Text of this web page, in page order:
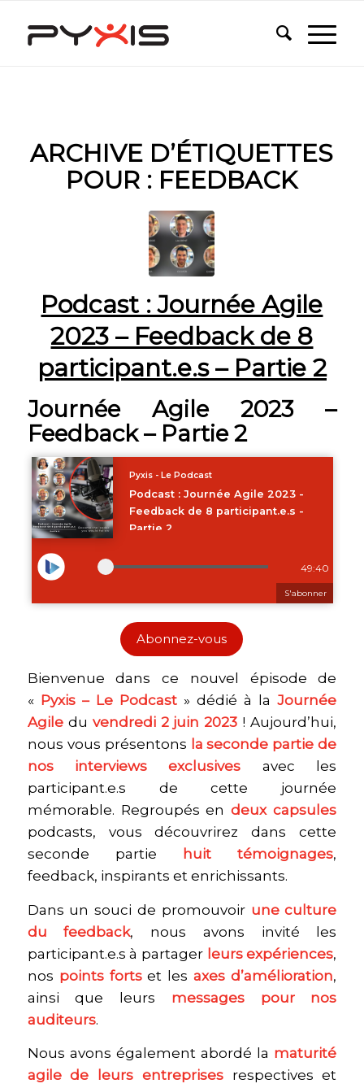
ARCHIVE D’ÉTIQUETTES
POUR : FEEDBACK
Podcast : Journée Agile
2023 – Feedback de 8
participant.e.s – Partie 2
Journée Agile 2023 –
Feedback – Partie 2
Abonnez-vous
Bienvenue dans ce nouvel épisode de
« Pyxis – Le Podcast» dédié à laJournée
Agiledu vendredi 2 juin 2023 ! Aujourd’hui,
nous vous présentons la seconde partie de
nos interviews exclusives avec les
participant.e.s de cette journée
mémorable. Regroupés endeux capsules
podcasts, vous découvrirez dans cette
seconde partie
huit témoignages,
feedback, inspirants et enrichissants.
Dans un souci de promouvoir une culture
du feedback, nous avons invité les
participant.e.s à partager leurs expériences,
nos points fortset lesaxes d’amélioration,
ainsi que leurs messages pour nos
auditeurs.
Nous avons également abordé la maturité
agile de leurs entreprisesrespectives et